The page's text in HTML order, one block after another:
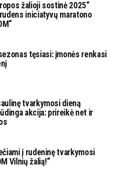
žalioji sostinė 2025“
iniciatyvų maratono
tęsiasi: įmonės renkasi
tvarkymosi dieną
akcija: prireikė net ir
į rudeninę tvarkymosi
Vilnių žalią!“